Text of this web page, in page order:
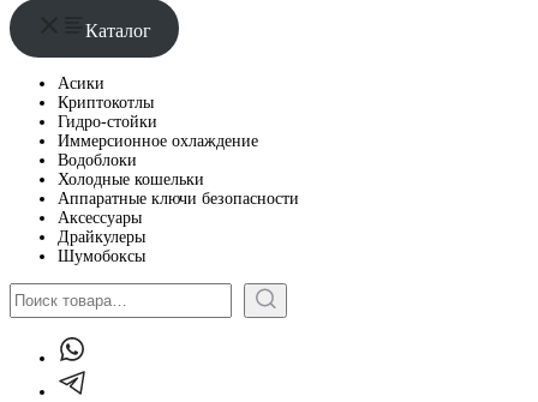
Каталог
Асики
Криптокотлы
Гидро-стойки
Иммерсионное охлаждение
Водоблоки
Холодные кошельки
Аппаратные ключи безопасности
Аксессуары
Драйкулеры
Шумобоксы
Поиск